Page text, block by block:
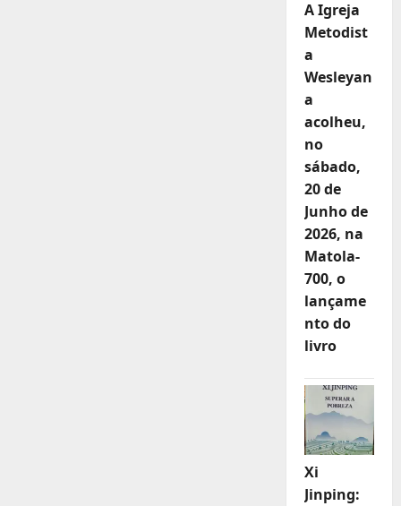
A Igreja
Metodist
a
Wesleyan
a
acolheu,
no
sábado,
20 de
Junho de
2026, na
Matola-
700, o
lançame
nto do
livro
Xi
Jinping: